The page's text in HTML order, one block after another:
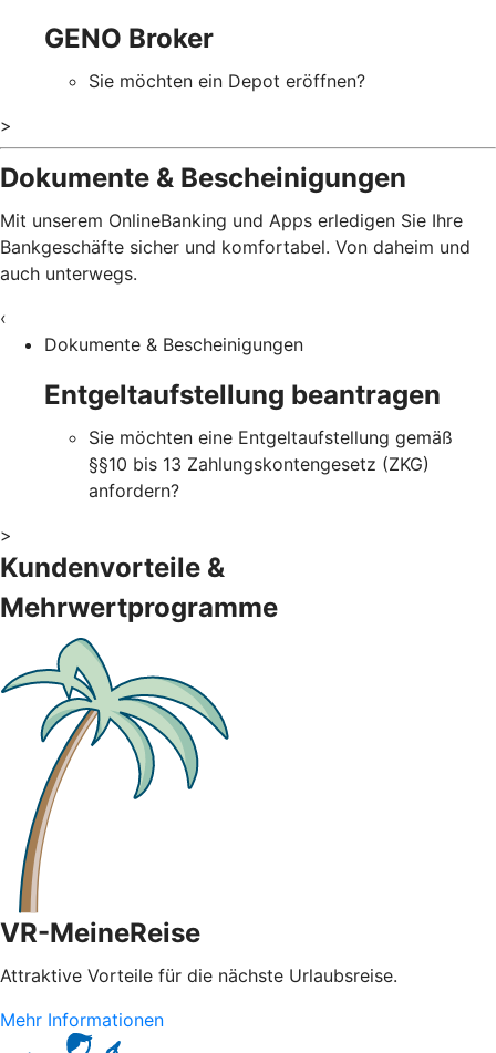
GENO Broker
Sie möchten ein Depot eröffnen?
>
Dokumente & Bescheinigungen
Mit unserem OnlineBanking und Apps erledigen Sie Ihre
Bankgeschäfte sicher und komfortabel. Von daheim und
auch unterwegs.
‹
Dokumente & Bescheinigungen
Entgeltaufstellung beantragen
Sie möchten eine Entgeltaufstellung gemäß
§§10 bis 13 Zahlungskontengesetz (ZKG)
anfordern?
>
Kundenvorteile &
Mehrwertprogramme
VR-MeineReise
Attraktive Vorteile für die nächste Urlaubsreise.
Mehr Informationen